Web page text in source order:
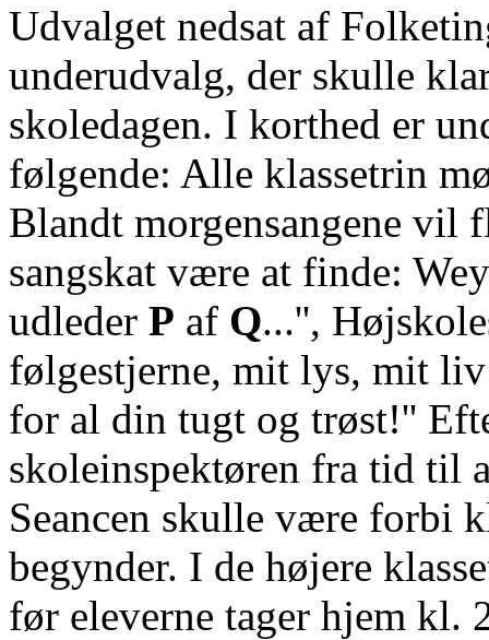
Udvalget nedsat af
underudvalg, der skulle
skoledagen. I korthed er
følgende: Alle klassetrin
Blandt morgensangene vil
sangskat være at finde:
udleder P af Q...'',
følgestjerne, mit lys, mit
for al din tugt og trøst!''
skoleinspektøren fra tid til
Seancen skulle være forbi
begynder. I de højere
før eleverne tager hjem kl.